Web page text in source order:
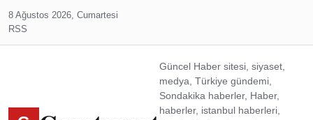
8 Ağustos 2026, Cumartesi
RSS
Güncel Haber sitesi, siyaset,
medya, Türkiye gündemi,
Sondakika haberler, Haber,
haberler, istanbul haberleri,